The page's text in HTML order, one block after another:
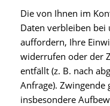
Die von Ihnen im
Daten verbleiben bei
auffordern, Ihre
widerrufen oder der
entfällt (z. B. nach
Anfrage). Zwingende
insbesondere